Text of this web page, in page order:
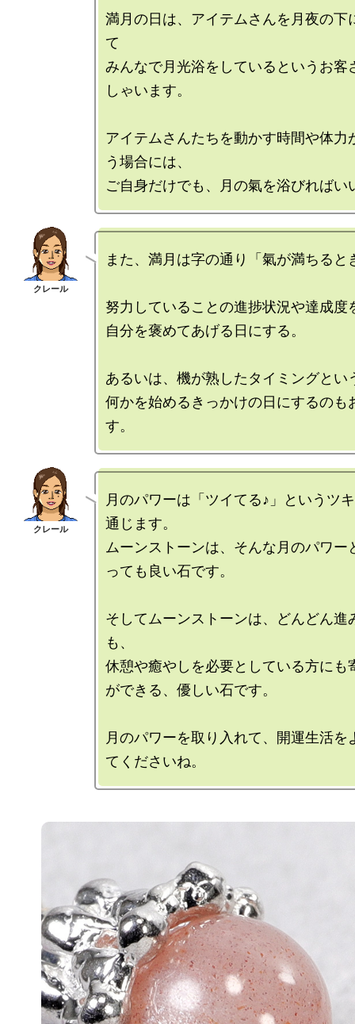
満月の日は、アイテムさんを月夜の下
て
みんなで月光浴をしているというお客
しゃいます。
アイテムさんたちを動かす時間や体力
う場合には、
また、満月は字の通り「氣が満ちると
努力していることの進捗状況や達成度
自分を褒めてあげる日にする。
あるいは、機が熟したタイミングとい
何かを始めるきっかけの日にするのも
月のパワーは「ツイてる♪」というツ
通じます。
ムーンストーンは、そんな月のパワー
っても良い石です。
そしてムーンストーンは、どんどん進
も、
休憩や癒やしを必要としている方にも
ができる、優しい石です。
月のパワーを取り入れて、開運生活を